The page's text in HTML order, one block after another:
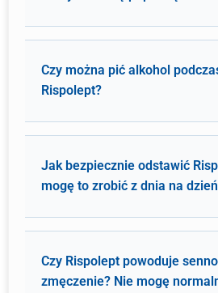
Czy można pić alkohol
Rispolept?
Jak bezpiecznie odstawić
mogę to zrobić z dnia na
Czy Rispolept powoduje
zmęczenie? Nie mogę